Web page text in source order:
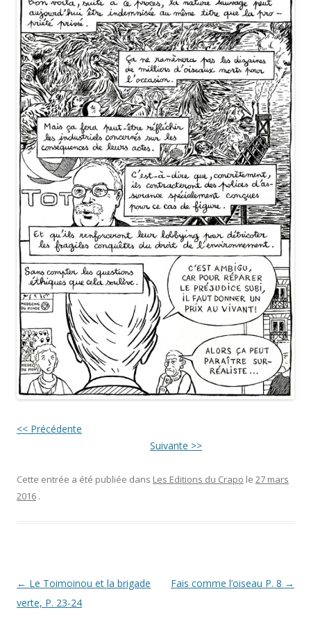
<< Précédente
Suivante >>
Cette entrée a été publiée dans Les Editions du Crapo le 27 mars
2016 .
Navigation
des
← Le Toimoinou et la brigade
verte, P. 23-24
Fais comme l’oiseau P. 8 →